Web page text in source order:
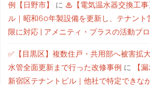
例【日野市】
に ♨【電気温水器交換工
ル｜昭和60年製設備を更新し、テナント
限に対応 | アメニティ・プラスの活動ブ
✅【目黒区】複数住戸・共用部へ被害拡
水管全面更新まで行った改修事例 に
【
新宿区テナントビル｜他社で特定できな